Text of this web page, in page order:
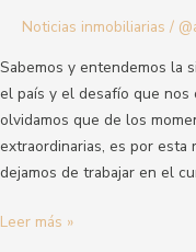
Noticias inmobiliarias /
Sabemos y entendemos la
el país y el desafío que nos
olvidamos que de los
extraordinarias, es por esta
dejamos de trabajar en el
Leer más »